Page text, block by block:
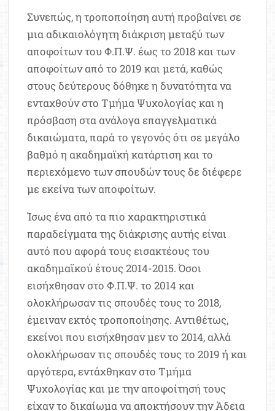
Συνεπώς, η τροποποίηση αυτή προβαίνει σε
μια αδικαιολόγητη διάκριση μεταξύ των
αποφοίτων του Φ.Π.Ψ. έως το 2018 και των
αποφοίτων από το 2019 και μετά, καθώς
στους δεύτερους δόθηκε η δυνατότητα να
ενταχθούν στο Τμήμα Ψυχολογίας και η
πρόσβαση στα ανάλογα επαγγελματικά
δικαιώματα, παρά το γεγονός ότι σε μεγάλο
βαθμό η ακαδημαϊκή κατάρτιση και το
περιεχόμενο των σπουδών τους δε διέφερε
με εκείνα των αποφοίτων.
Ίσως ένα από τα πιο χαρακτηριστικά
παραδείγματα της διάκρισης αυτής είναι
αυτό που αφορά τους εισακτέους του
ακαδημαϊκού έτους 2014-2015. Όσοι
εισήχθησαν στο Φ.Π.Ψ. το 2014 και
ολοκλήρωσαν τις σπουδές τους το 2018,
έμειναν εκτός τροποποίησης. Αντιθέτως,
εκείνοι που εισήχθησαν μεν το 2014, αλλά
ολοκλήρωσαν τις σπουδές τους το 2019 ή και
αργότερα, εντάχθηκαν στο Τμήμα
Ψυχολογίας και με την αποφοίτησή τους
είχαν το δικαίωμα να αποκτήσουν την Άδεια